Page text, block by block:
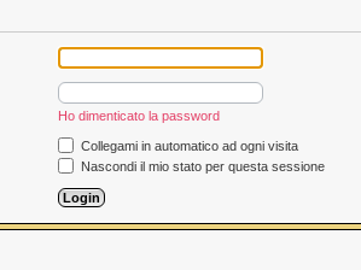
Ho dimenticato la password
Collegami in automatico ad ogni visita
Nascondi il mio stato per questa sessione